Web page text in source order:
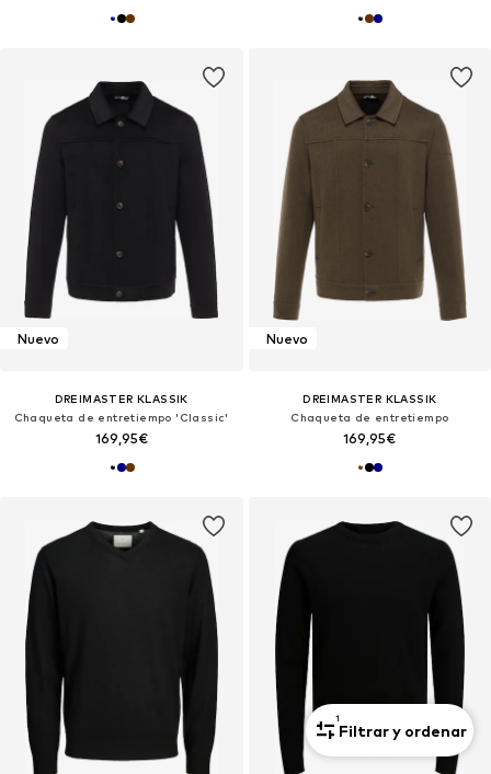
Nuevo
DREIMASTER KLASSIK
Chaqueta de entretiempo 'Classic'
169,95€
Nuevo
DREIMASTER KLASSIK
Chaqueta de entretiempo
169,95€
1
Filtrar y ordenar